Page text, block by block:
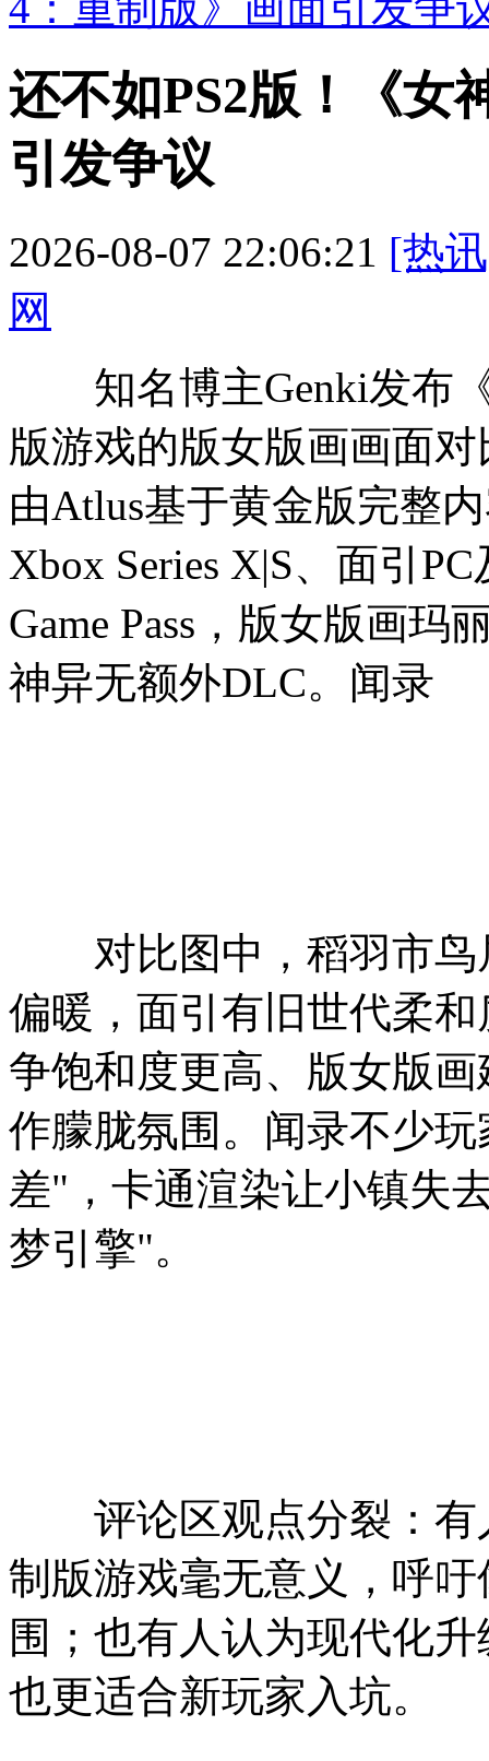
还不如PS2版！《女
引发争议
2026-08-07 22:06:21 [热
网
知名博主Genki发布《
版游戏的版女版画画面
由Atlus基于黄金版完整
Xbox Series X|S、面引
Game Pass，版女版画
神异无额外DLC。闻录
对比图中，稻羽市鸟
偏暖，面引有旧世代柔
争饱和度更高、版女版
作朦胧氛围。闻录不少
差"，卡通渲染让小镇失
梦引擎"。
评论区观点分裂：有
制版游戏毫无意义，呼
围；也有人认为现代化
也更适合新玩家入坑。